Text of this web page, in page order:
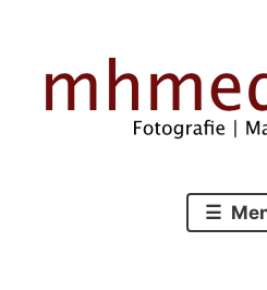
springen